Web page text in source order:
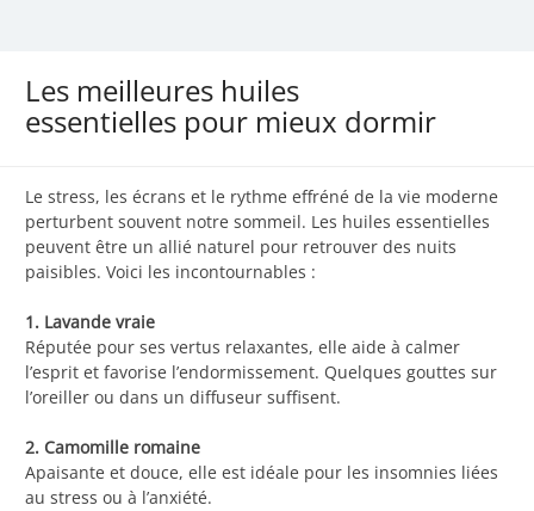
Les meilleures huiles
essentielles pour mieux dormir
Le stress, les écrans et le rythme effréné de la vie moderne
perturbent souvent notre sommeil. Les huiles essentielles
peuvent être un allié naturel pour retrouver des nuits
paisibles. Voici les incontournables :
1. Lavande vraie
Réputée pour ses vertus relaxantes, elle aide à calmer
l’esprit et favorise l’endormissement. Quelques gouttes sur
l’oreiller ou dans un diffuseur suffisent.
2. Camomille romaine
Apaisante et douce, elle est idéale pour les insomnies liées
au stress ou à l’anxiété.